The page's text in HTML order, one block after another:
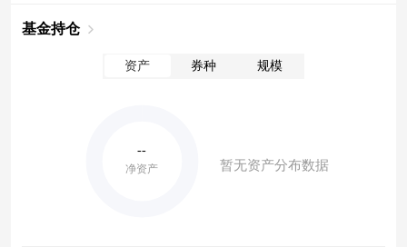
基金持仓
资产 券种 规模
--
净资产 暂无资产分布数据